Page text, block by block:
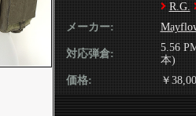
R.G.
メーカー:
対応弾倉:
5.56
本)
価格:
￥